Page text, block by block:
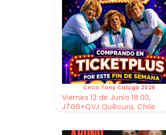
Circo Tony Caluga 2026
Viernes 12 de Junio 18:00,
J7G9+QVJ Quilicura, Chile